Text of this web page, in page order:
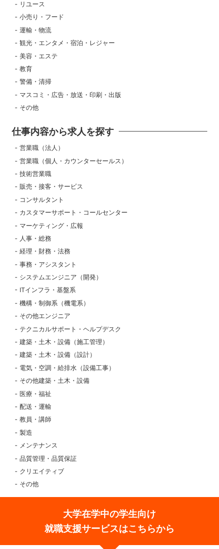
リユース
小売り・フード
運輸・物流
観光・エンタメ・宿泊・レジャー
美容・エステ
教育
警備・清掃
マスコミ・広告・放送・印刷・出版
その他
仕事内容から求人を探す
営業職（法人）
営業職（個人・カウンターセールス）
技術営業職
販売・接客・サービス
コンサルタント
カスタマーサポート・コールセンター
マーケティング・広報
人事・総務
経理・財務・法務
事務・アシスタント
システムエンジニア（開発）
ITインフラ・基盤系
機構・制御系（機電系）
その他エンジニア
テクニカルサポート・ヘルプデスク
建築・土木・設備（施工管理）
建築・土木・設備（設計）
電気・空調・給排水（設備工事）
その他建築・土木・設備
医療・福祉
配送・運輸
教員・講師
製造
メンテナンス
品質管理・品質保証
クリエイティブ
その他
大学在学中の学生向け
就職支援サービスはこちらから